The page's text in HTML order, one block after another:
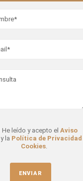
He leído y acepto el Aviso
y la Política de Privacidad
Cookies.